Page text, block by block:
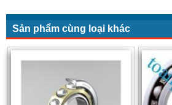
Sản phẩm cùng loại khác